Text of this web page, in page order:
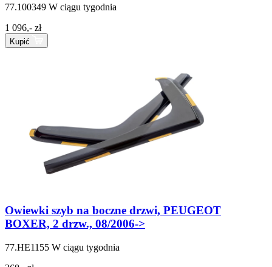
77.100349 W ciągu tygodnia
1 096,- zł
Kupić
Owiewki szyb na boczne drzwi, PEUGEOT
BOXER, 2 drzw., 08/2006->
77.HE1155 W ciągu tygodnia